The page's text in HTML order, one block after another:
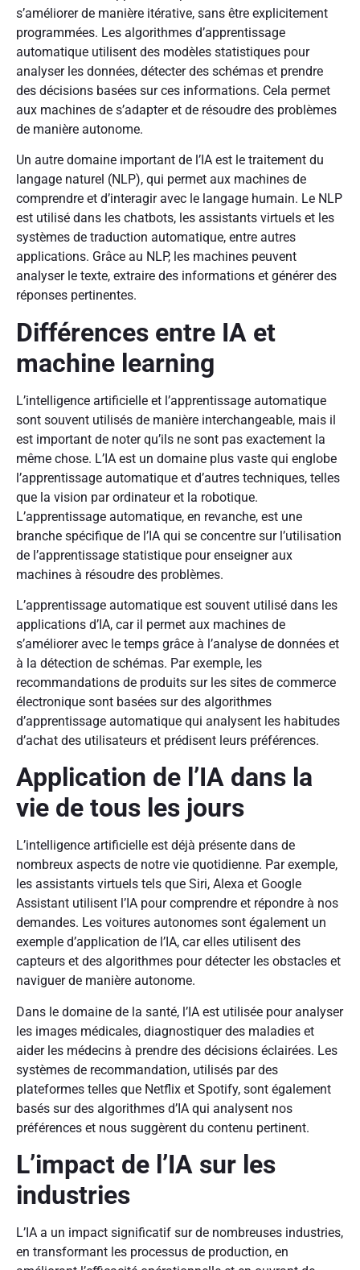
s’améliorer de manière itérative, sans être explicitement
programmées. Les algorithmes d’apprentissage
automatique utilisent des modèles statistiques pour
analyser les données, détecter des schémas et prendre
des décisions basées sur ces informations. Cela permet
aux machines de s’adapter et de résoudre des problèmes
de manière autonome.
Un autre domaine important de l’IA est le traitement du
langage naturel (NLP), qui permet aux machines de
comprendre et d’interagir avec le langage humain. Le NLP
est utilisé dans les chatbots, les assistants virtuels et les
systèmes de traduction automatique, entre autres
applications. Grâce au NLP, les machines peuvent
analyser le texte, extraire des informations et générer des
réponses pertinentes.
Différences entre IA et
machine learning
L’intelligence artificielle et l’apprentissage automatique
sont souvent utilisés de manière interchangeable, mais il
est important de noter qu’ils ne sont pas exactement la
même chose. L’IA est un domaine plus vaste qui englobe
l’apprentissage automatique et d’autres techniques, telles
que la vision par ordinateur et la robotique.
L’apprentissage automatique, en revanche, est une
branche spécifique de l’IA qui se concentre sur l’utilisation
de l’apprentissage statistique pour enseigner aux
machines à résoudre des problèmes.
L’apprentissage automatique est souvent utilisé dans les
applications d’IA, car il permet aux machines de
s’améliorer avec le temps grâce à l’analyse de données et
à la détection de schémas. Par exemple, les
recommandations de produits sur les sites de commerce
électronique sont basées sur des algorithmes
d’apprentissage automatique qui analysent les habitudes
d’achat des utilisateurs et prédisent leurs préférences.
Application de l’IA dans la
vie de tous les jours
L’intelligence artificielle est déjà présente dans de
nombreux aspects de notre vie quotidienne. Par exemple,
les assistants virtuels tels que Siri, Alexa et Google
Assistant utilisent l’IA pour comprendre et répondre à nos
demandes. Les voitures autonomes sont également un
exemple d’application de l’IA, car elles utilisent des
capteurs et des algorithmes pour détecter les obstacles et
naviguer de manière autonome.
Dans le domaine de la santé, l’IA est utilisée pour analyser
les images médicales, diagnostiquer des maladies et
aider les médecins à prendre des décisions éclairées. Les
systèmes de recommandation, utilisés par des
plateformes telles que Netflix et Spotify, sont également
basés sur des algorithmes d’IA qui analysent nos
préférences et nous suggèrent du contenu pertinent.
L’impact de l’IA sur les
industries
L’IA a un impact significatif sur de nombreuses industries,
en transformant les processus de production, en